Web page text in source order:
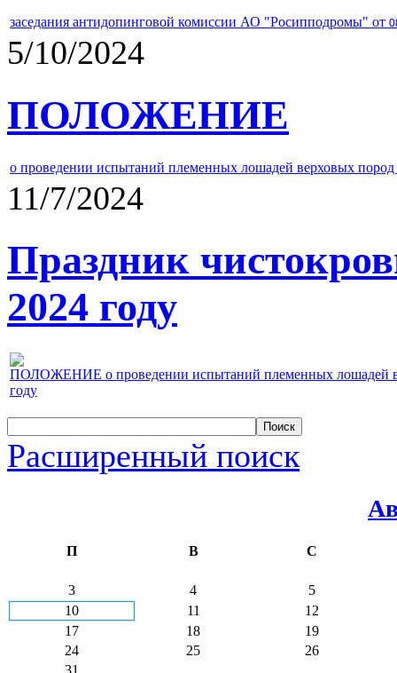
заседания антидопинговой комиссии АО "Росипподромы" от
5/10/2024
ПОЛОЖЕНИЕ
о проведении испытаний племенных лошадей верховых
11/7/2024
Праздник
2024 году
ПОЛОЖЕНИЕ о проведении испытаний племенных лошадей
году
Расширенный поиск
П В С
3 4
5
10
11
12
17
18
19
24
25
26
31